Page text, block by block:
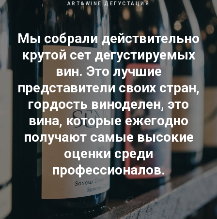
Аромат /
Через очаровательные
цветочные тона в аромате вина
проступают яркие акценты грейпфрута,
яблока, цитрусовых фруктов и минералов.
ART&WINE ДЕГУСТАЦИЯ
Мы собрали действительно
крутой сет дегустируемых
вин. Это лучшие
представители своих стран,
гордость виноделен, это
вина, которые ежегодно
получают самые высокие
оценки среди
профессионалов.